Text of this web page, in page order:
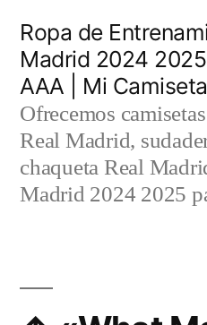
contenido
Ropa de
Madrid 2024
AAA | Mi
Ofrecemos
Real Madrid,
chaqueta Real
Madrid 2024 2025